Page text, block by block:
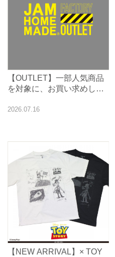
【OUTLET】一部人気商品
を対象に、お買い求めしや
2026.07.16
【NEW ARRIVAL】× TOY